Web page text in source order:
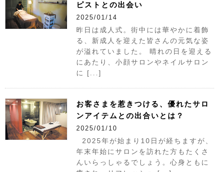
ピストとの出会い
2025/01/14
昨日は成人式。街中には華やかに着飾
る、新成人を迎えた皆さんの元気な姿
が溢れていました。 晴れの日を迎える
にあたり、小顔サロンやネイルサロン
に [...]
お客さまを惹きつける、優れたサロ
ンアイテムとの出合いとは？
2025/01/10
2025年が始まり10日が経ちますが、
年末年始にサロンを訪れた方もたくさ
んいらっしゃるでしょう。心身ともに